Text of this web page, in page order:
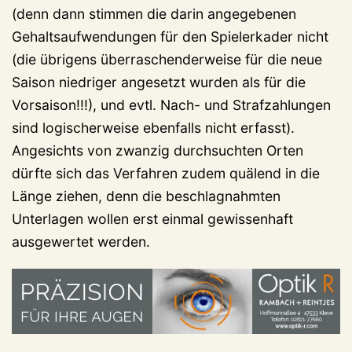
(denn dann stimmen die darin angegebenen
Gehaltsaufwendungen für den Spielerkader nicht
(die übrigens überraschenderweise für die neue
Saison niedriger angesetzt wurden als für die
Vorsaison!!!), und evtl. Nach- und Strafzahlungen
sind logischerweise ebenfalls nicht erfasst).
Angesichts von zwanzig durchsuchten Orten
dürfte sich das Verfahren zudem quälend in die
Länge ziehen, denn die beschlagnahmten
Unterlagen wollen erst einmal gewissenhaft
ausgewertet werden.